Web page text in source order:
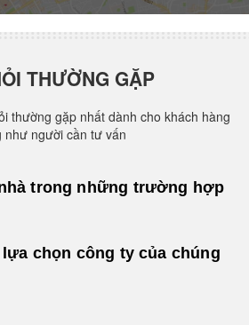
THƯỜNG GẶP
thường gặp nhất dành cho khách hàng
như người cần tư vấn
trong những trường hợp
chọn công ty của chúng